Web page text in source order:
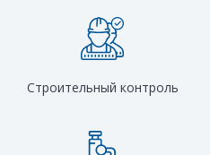
Строительный контроль